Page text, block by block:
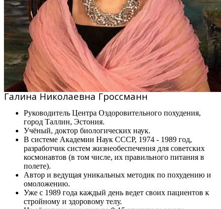
Галина Николаевна Гроссманн
Руководитель Центра Оздоровительного похудения,
город Таллин, Эстония.
Учёный, доктор биологических наук.
В системе Академии Наук СССР, 1974 - 1989 год,
разработчик систем жизнеобеспечения для советских
космонавтов (в том числе, их правильного питания в
полете).
Автор и ведущая уникальных методик по похудению и
омоложению.
Уже с 1989 года каждый день ведет своих пациентов к
стройному и здоровому телу.